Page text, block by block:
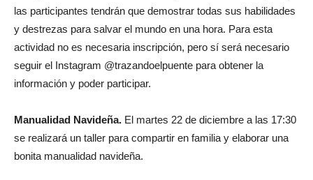
las participantes tendrán que demostrar todas sus habilidades
y destrezas para salvar el mundo en una hora. Para esta
actividad no es necesaria inscripción, pero sí será necesario
seguir el Instagram @trazandoelpuente para obtener la
información y poder participar.
Manualidad Navideña. El martes 22 de diciembre a las 17:30
se realizará un taller para compartir en familia y elaborar una
bonita manualidad navideña.